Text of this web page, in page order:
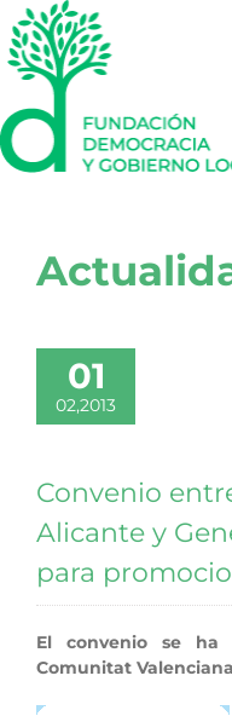
Saltar
al
contenido
01
02,2013
Convenio
Alicante y
para
El convenio se
Comunitat